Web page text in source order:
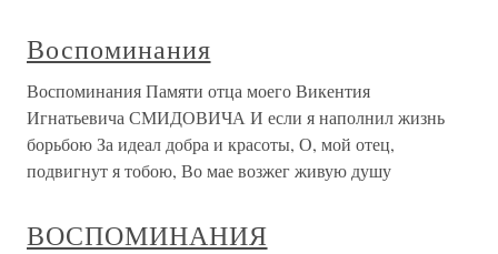
Воспоминания
Воспоминания Памяти отца моего Викентия
Игнатьевича СМИДОВИЧА И если я наполнил жизнь
борьбою За идеал добра и красоты, О, мой отец,
подвигнут я тобою, Во мае возжег живую душу
ВОСПОМИНАНИЯ